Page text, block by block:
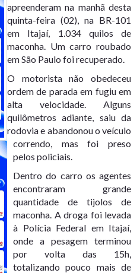
apreenderam na manhã desta
quinta-feira (02), na BR-101
em Itajaí, 1.034 quilos de
maconha. Um carro roubado
em São Paulo foi recuperado.
O motorista não obedeceu
ordem de parada em fugiu em
alta velocidade. Alguns
quilômetros adiante, saiu da
rodovia e abandonou o veículo
correndo, mas foi preso
pelos policiais.
Dentro do carro os agentes
encontraram grande
quantidade de tijolos de
maconha. A droga foi levada
à Polícia Federal em Itajaí,
onde a pesagem terminou
por volta das 15h,
totalizando pouco mais de